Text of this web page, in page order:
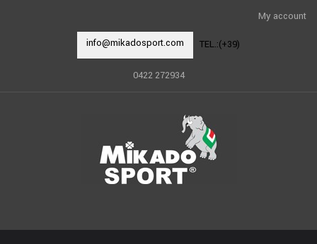
My account
info@mikadosport.com TEL.:(+39)
0422 272934